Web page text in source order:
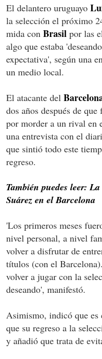
El delantero uruguayo
la selección el próximo
mida con Brasil por las
algo que estaba
expectativa', según una
un medio local.
El atacante del
dos años después de
por morder a un rival en
una entrevista con el
que sintió todo este
regreso.
También puedes leer:
Suárez en el Barcelona
'Los primeros meses
nivel personal, a nivel
volver a disfrutar de
títulos (con el
volver a jugar con la
deseando', manifestó.
Asimismo, indicó que es
que su regreso a la
y añadió que trata de